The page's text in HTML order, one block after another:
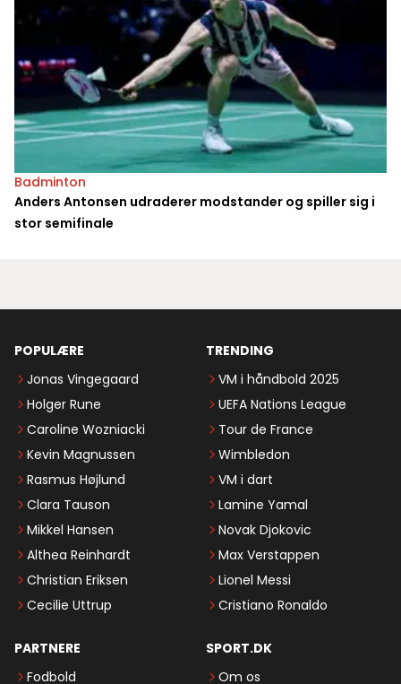
Badminton
Anders Antonsen udraderer modstander og spiller sig i
stor semifinale
POPULÆRE
Jonas Vingegaard
Holger Rune
Caroline Wozniacki
Kevin Magnussen
Rasmus Højlund
Clara Tauson
Mikkel Hansen
Althea Reinhardt
Christian Eriksen
Cecilie Uttrup
TRENDING
VM i håndbold 2025
UEFA Nations League
Tour de France
Wimbledon
VM i dart
Lamine Yamal
Novak Djokovic
Max Verstappen
Lionel Messi
Cristiano Ronaldo
PARTNERE
Fodbold
SPORT.DK
Om os